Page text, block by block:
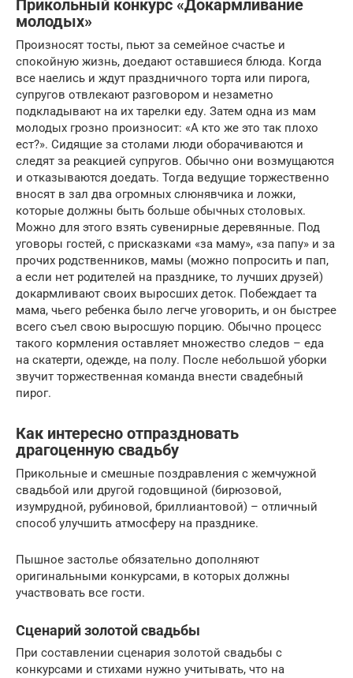
Прикольный конкурс «Докармливание
молодых»
Произносят тосты, пьют за семейное счастье и
спокойную жизнь, доедают оставшиеся блюда. Когда
все наелись и ждут праздничного торта или пирога,
супругов отвлекают разговором и незаметно
подкладывают на их тарелки еду. Затем одна из мам
молодых грозно произносит: «А кто же это так плохо
ест?». Сидящие за столами люди оборачиваются и
следят за реакцией супругов. Обычно они возмущаются
и отказываются доедать. Тогда ведущие торжественно
вносят в зал два огромных слюнявчика и ложки,
которые должны быть больше обычных столовых.
Можно для этого взять сувенирные деревянные. Под
уговоры гостей, с присказками «за маму», «за папу» и за
прочих родственников, мамы (можно попросить и пап,
а если нет родителей на празднике, то лучших друзей)
докармливают своих выросших деток. Побеждает та
мама, чьего ребенка было легче уговорить, и он быстрее
всего съел свою выросшую порцию. Обычно процесс
такого кормления оставляет множество следов – еда
на скатерти, одежде, на полу. После небольшой уборки
звучит торжественная команда внести свадебный
пирог.
Как интересно отпраздновать
драгоценную свадьбу
Прикольные и смешные поздравления с жемчужной
свадьбой или другой годовщиной (бирюзовой,
изумрудной, рубиновой, бриллиантовой) – отличный
способ улучшить атмосферу на празднике.
Пышное застолье обязательно дополняют
оригинальными конкурсами, в которых должны
участвовать все гости.
Сценарий золотой свадьбы
При составлении сценария золотой свадьбы с
конкурсами и стихами нужно учитывать, что на